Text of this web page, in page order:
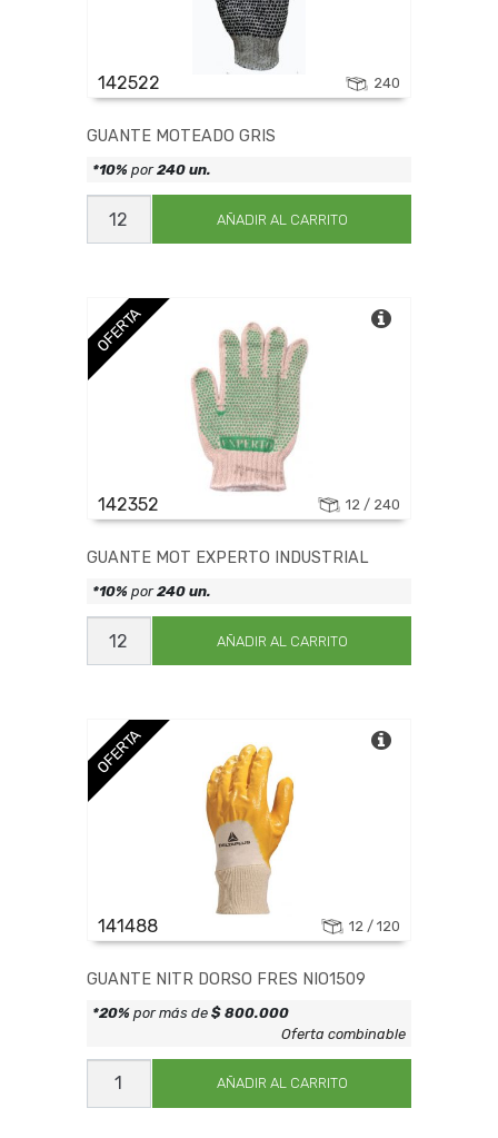
142522 240
GUANTE MOTEADO GRIS
GUANTE
MOTEADO
GRIS
AÑADIR AL CARRITO
*10%por240 un.
OFERTA
142352 12 / 240
GUANTE MOT EXPERTO INDUSTRIAL
GUANTE
MOT
EXPERTO
AÑADIR AL CARRITO
*10%por240 un.
OFERTA
141488 12 / 120
GUANTE NITR DORSO FRES NIO1509
GUANTE
NITR
DORSO
AÑADIR AL CARRITO
*20%por más de $ 800.000
Oferta combinable